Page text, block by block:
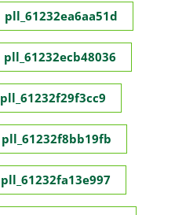
pll_61232ea6aa51d
pll_61232ecb48036
pll_61232f29f3cc9
pll_61232f8bb19fb
pll_61232fa13e997